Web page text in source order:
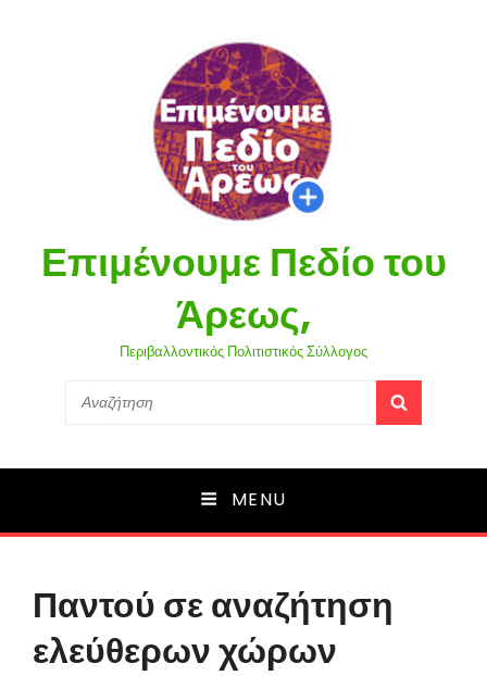
Επιμένουμε Πεδίο του
Άρεως,
Περιβαλλοντικός Πολιτιστικός Σύλλογος
Search
MENU
Παντού σε αναζήτηση
ελεύθερων χώρων